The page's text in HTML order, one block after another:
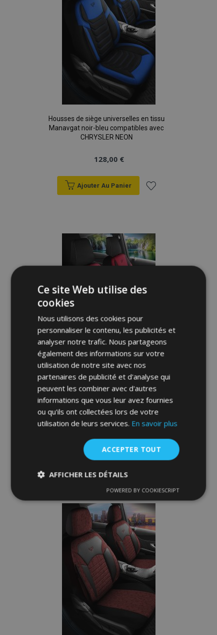
Housses de siège universelles en tissu
Manavgat noir-bleu compatibles avec
CHRYSLER NEON
128,00 €
Ajouter Au Panier
liste
d'achats
Housses de siège universelles en tissu
Manavgat noir-rouge compatibles avec
CHRYSLER NEON
128,00 €
Ajouter Au Panier
à la
liste
d'achats
Ce site Web utilise des
cookies
Nous utilisons des cookies pour
personnaliser le contenu, les publicités et
analyser notre trafic. Nous partageons
également des informations sur votre
utilisation de notre site avec nos
partenaires de publicité et d'analyse qui
peuvent les combiner avec d'autres
informations que vous leur avez fournies
ou qu'ils ont collectées lors de votre
utilisation de leurs services. En savoir plus
ACCEPTER TOUT
AFFICHER LES DÉTAILS
nécessaires
Performance Ciblage
Fonctionnalité
Strictement nécessaires
Performance
Ciblage
Fonctionnalité
POWERED BY COOKIESCRIPT